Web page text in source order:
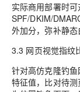
实际商用部署时
SPF/DKIM/
外加分，弥补静态
3.3 网页视觉指纹
针对高仿克隆钓
特征值，比对待